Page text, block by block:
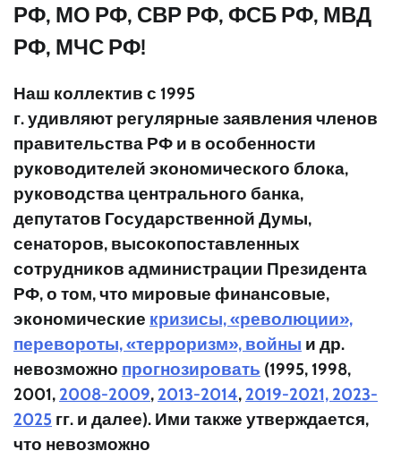
РФ, МО РФ, СВР РФ, ФСБ РФ, МВД
РФ, МЧС РФ!
Наш коллектив с 1995
г.удивляют регулярные заявления членов
правительства РФ и в особенности
руководителей экономического блока,
руководства центрального банка,
депутатов Государственной Думы,
сенаторов, высокопоставленных
сотрудников администрации Президента
РФ, о том, что мировые финансовые,
экономические кризисы, «революции»,
перевороты, «терроризм», войны и др.
невозможно прогнозировать (1995, 1998,
2001, 2008-2009, 2013-2014, 2019-2021, 2023-
2025 гг. и далее). Ими также утверждается,
что невозможно